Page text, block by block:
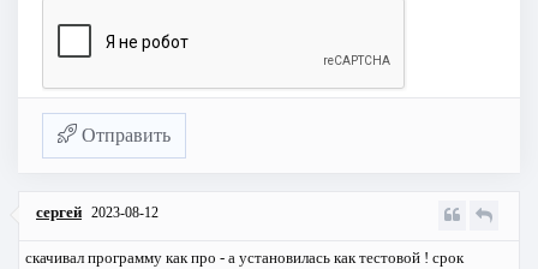
Отправить
сергей 2023-08-12
скачивал программу как про - а установилась как тестовой ! срок